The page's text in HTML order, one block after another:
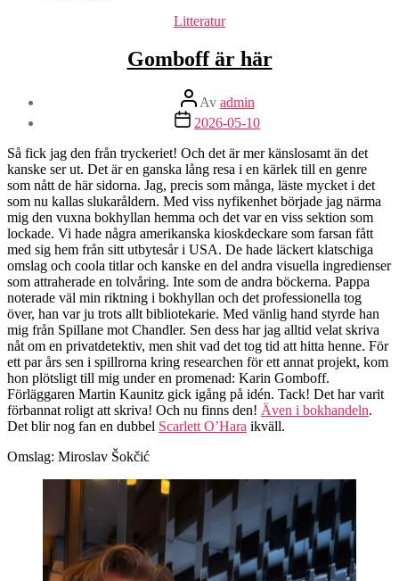
Kategorier
Litteratur
Gomboff är här
Inläggsförfattare
Av admin
Inläggsdatum
2026-05-10
Så fick jag den från tryckeriet! Och det är mer känslosamt än det
kanske ser ut. Det är en ganska lång resa i en kärlek till en genre
som nått de här sidorna. Jag, precis som många, läste mycket i det
som nu kallas slukaråldern. Med viss nyfikenhet började jag närma
mig den vuxna bokhyllan hemma och det var en viss sektion som
lockade. Vi hade några amerikanska kioskdeckare som farsan fått
med sig hem från sitt utbytesår i USA. De hade läckert klatschiga
omslag och coola titlar och kanske en del andra visuella ingredienser
som attraherade en tolvåring. Inte som de andra böckerna. Pappa
noterade väl min riktning i bokhyllan och det professionella tog
över, han var ju trots allt bibliotekarie. Med vänlig hand styrde han
mig från Spillane mot Chandler. Sen dess har jag alltid velat skriva
nåt om en privatdetektiv, men shit vad det tog tid att hitta henne. För
ett par års sen i spillrorna kring researchen för ett annat projekt, kom
hon plötsligt till mig under en promenad: Karin Gomboff.
Förläggaren Martin Kaunitz gick igång på idén. Tack! Det har varit
förbannat roligt att skriva! Och nu finns den! Även i bokhandeln.
Det blir nog fan en dubbel Scarlett O’Hara ikväll.
Omslag: Miroslav Šokčić